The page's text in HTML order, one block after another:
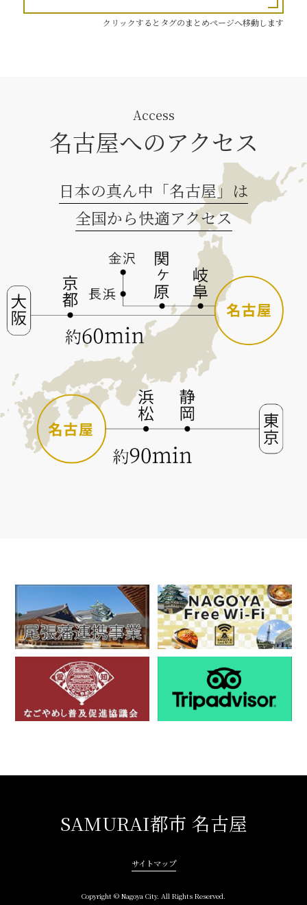
クリックするとタグのまとめページへ移動します
Access
名古屋へのアクセス
日本の真ん中「名古屋」は
全国から快適アクセス
SAMURAI都市 名古屋
サイトマップ
Copyright © Nagoya City. All Rights Reserved.